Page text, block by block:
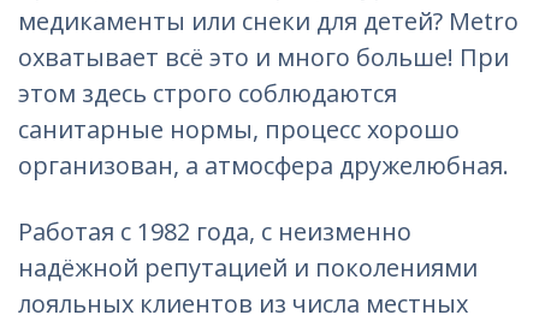
медикаменты или снеки для детей? Metro
охватывает всё это и много больше! При
этом здесь строго соблюдаются
санитарные нормы, процесс хорошо
организован, а атмосфера дружелюбная.
Работая с 1982 года, с неизменно
надёжной репутацией и поколениями
лояльных клиентов из числа местных